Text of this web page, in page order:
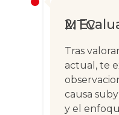
2.
MTC
Tras
actual, te
causa
y el